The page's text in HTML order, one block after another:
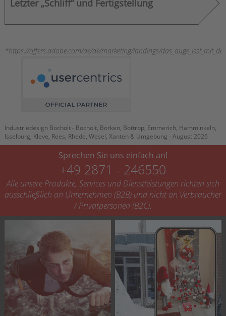
Letzter „Schliff“ und Fertigstellung
*https://offers.adobe.com/de/de/marketing/landings/
Industriedesign Bocholt - Bocholt, Borken, Bottrop, Emmerich, Hamminkeln,
Isselburg, Kleve, Rees, Rhede, Wesel, Xanten & Umgebung - August 2026
Sprechen Sie uns einfach an!
+49 2871 - 246550
Alle unsere Produkte, Services und Dienstleistungen richten sich
ausschließlich an Unternehmen (B2B) und nicht an Verbraucher
/ Privatpersonen (B2C).